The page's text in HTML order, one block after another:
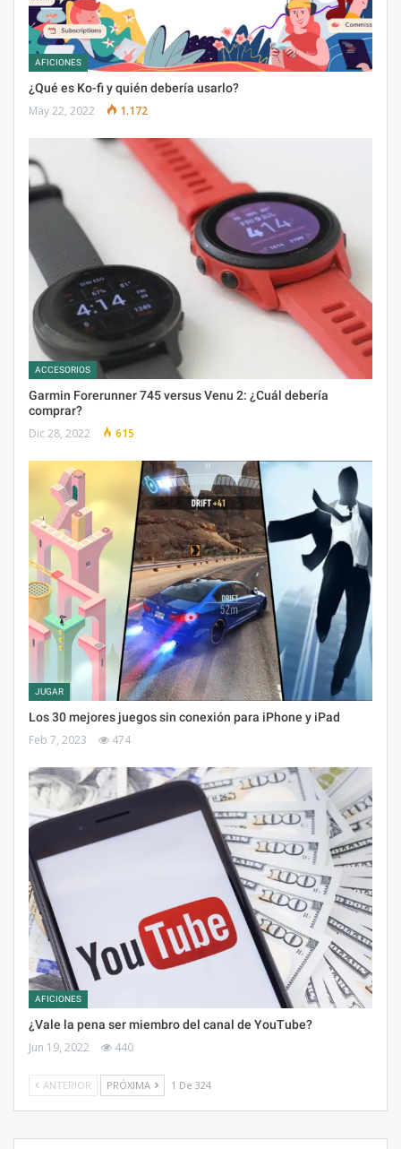
AFICIONES
¿Qué es Ko-fi y quién debería usarlo?
May 22, 2022 1.172
ACCESORIOS
Garmin Forerunner 745 versus Venu 2: ¿Cuál debería
comprar?
Dic 28, 2022 615
JUGAR
Los 30 mejores juegos sin conexión para iPhone y iPad
Feb 7, 2023 474
AFICIONES
¿Vale la pena ser miembro del canal de YouTube?
Jun 19, 2022 440
ANTERIOR PRÓXIMA 1 De 324